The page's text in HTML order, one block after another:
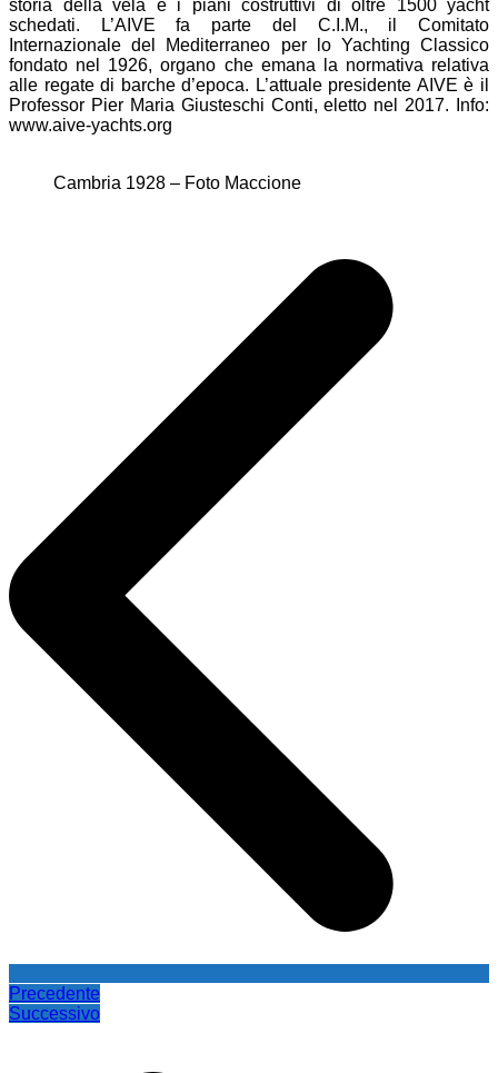
storia della vela e i piani costruttivi di oltre 1500 yacht
schedati. L’AIVE fa parte del C.I.M., il Comitato
Internazionale del Mediterraneo per lo Yachting Classico
fondato nel 1926, organo che emana la normativa relativa
alle regate di barche d’epoca. L’attuale presidente AIVE è il
Professor Pier Maria Giusteschi Conti, eletto nel 2017. Info:
www.aive-yachts.org
Cambria 1928 – Foto Maccione
Precedente
Successivo